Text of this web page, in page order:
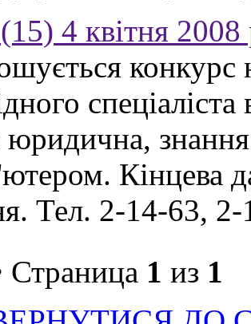
4 квітня 2008
конкурс
Кінцева
Тел. 2-14-63,
Страница 1 из 1